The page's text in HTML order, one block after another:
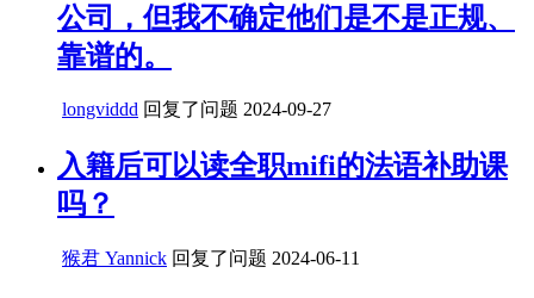
公司，但我不确定他们是不是正规、
靠谱的。
longviddd 回复了问题 2024-09-27
入籍后可以读全职mifi的法语补助课
吗？
猴君 Yannick 回复了问题 2024-06-11